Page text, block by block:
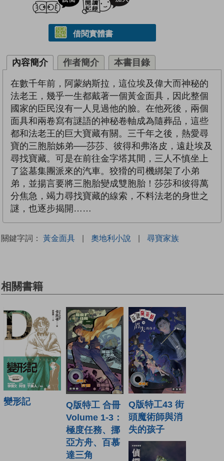
借閱實體書
內容簡介 作者簡介 本書目錄
在數千年前，阿蒙納斯拉，這位埃及偉大而神秘的
法老王，幾乎一生都戴著一個黃金面具，因此整個
國家的臣民沒有一人見過他的臉。在他死後，兩個
面具和兩卷寫有謎語的神秘卷軸成為隨葬品，這些
都和法老王的巨大寶藏有關。三千年之後，熱愛尋
寶的三胞胎姊弟──莎莎、彼得和弗洛皮，遠赴埃及
尋找寶藏。可是在前往金字塔其間，三人不慎坐上
了盜墓集團派來的汽車。狡猾的司機綁架了小弟
弟，並揚言要將三胞胎變成雙胞胎！莎莎和彼得萬
分焦急，竭力尋找寶藏的線索，不料法老的身世之
謎，也逐步揭開……
關鍵字詞： 黃金面具 | 奧地利小說 | 尋寶家族
相關書籍
變形記
Q版特工 合冊
Volume 1-3：
極度任務、挪
亞方舟、百慕
達三角
Q版特工43 街
頭魔術師與消
失的孩子